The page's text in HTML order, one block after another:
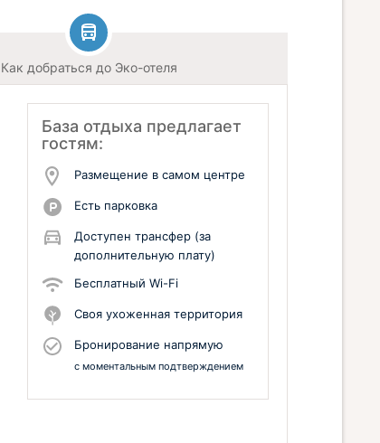
Как добраться до Эко-отеля
База отдыха предлагает
гостям:
Размещение в самом центре
Есть парковка
Доступен трансфер (за
дополнительную плату)
Бесплатный Wi-Fi
Своя ухоженная территория
Бронирование напрямую
с моментальным подтверждением